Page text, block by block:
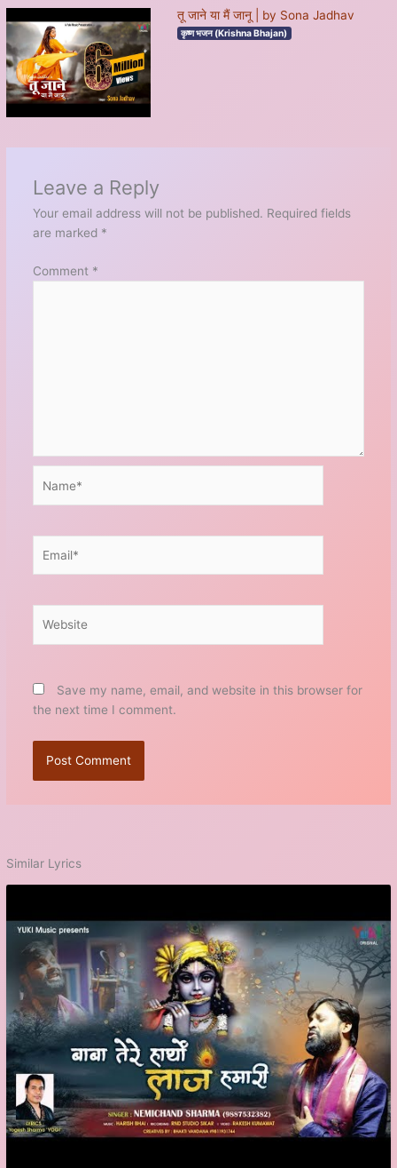
तू जाने या मैं जानू | by Sona Jadhav
कृष्ण भजन (Krishna Bhajan)
Leave a Reply
Your email address will not be published. Required fields
are marked *
Comment *
Save my name, email, and website in this browser for
the next time I comment.
Similar Lyrics